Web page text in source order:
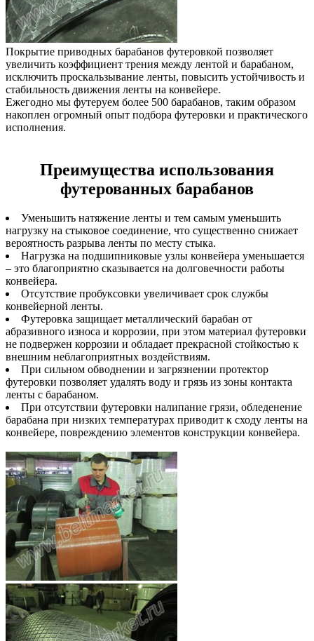
Покрытие приводных барабанов футеровкой позволяет
увеличить коэффициент трения между лентой и барабаном,
исключить проскальзывание ленты, повысить устойчивость и
стабильность движения ленты на конвейере.
Ежегодно мы футеруем более 500 барабанов, таким образом
накоплен огромный опыт подбора футеровки и практического
исполнения.
Преимущества использования
футерованных барабанов
Уменьшить натяжение ленты и тем самым уменьшить
нагрузку на стыковое соединение, что существенно снижает
вероятность разрыва ленты по месту стыка.
Нагрузка на подшипниковые узлы конвейера уменьшается
– это благоприятно сказывается на долговечности работы
конвейера.
Отсутствие пробуксовки увеличивает срок службы
конвейерной ленты.
Футеровка защищает металлический барабан от
абразивного износа и коррозии, при этом материал футеровки
не подвержен коррозии и обладает прекрасной стойкостью к
внешним неблагоприятных воздействиям.
При сильном обводнении и загрязнении протектор
футеровки позволяет удалять воду и грязь из зоны контакта
ленты с барабаном.
При отсутствии футеровки налипание грязи, обледенение
барабана при низких температурах приводит к сходу ленты на
конвейере, повреждению элементов конструкции конвейера.